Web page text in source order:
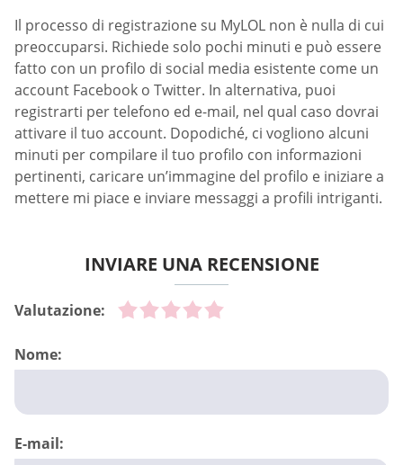
Il processo di registrazione su MyLOL non è nulla di cui
preoccuparsi. Richiede solo pochi minuti e può essere
fatto con un profilo di social media esistente come un
account Facebook o Twitter. In alternativa, puoi
registrarti per telefono ed e-mail, nel qual caso dovrai
attivare il tuo account. Dopodiché, ci vogliono alcuni
minuti per compilare il tuo profilo con informazioni
pertinenti, caricare un’immagine del profilo e iniziare a
mettere mi piace e inviare messaggi a profili intriganti.
INVIARE UNA RECENSIONE
Valutazione:
Nome:
E-mail: